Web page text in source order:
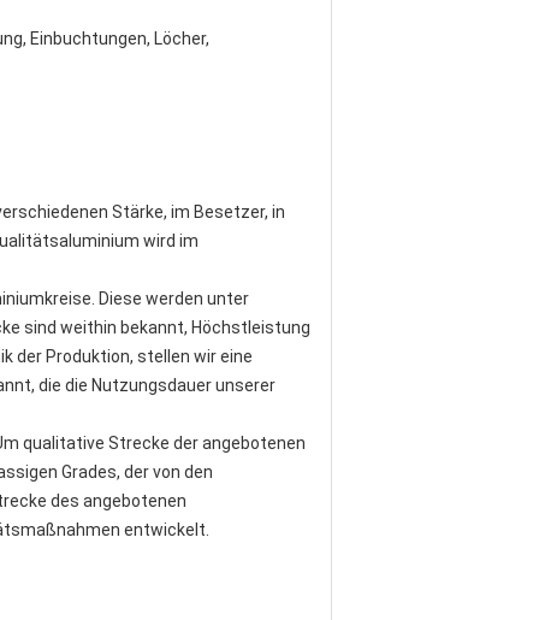
Einbuchtungen, Löcher,
Stärke, im Besetzer, in
wird im
Diese werden unter
sind weithin bekannt, Höchstleistung
der Produktion, stellen wir eine
die die Nutzungsdauer unserer
qualitative Strecke der angebotenen
Grades, der von den
des angebotenen
entwickelt.